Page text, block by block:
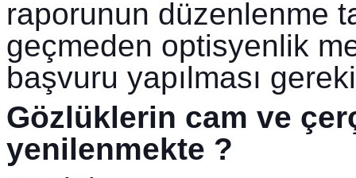
raporunun düzenlenme
geçmeden optisyenlik
başvuru yapılması
Gözlüklerin cam ve
yenilenmekte ?